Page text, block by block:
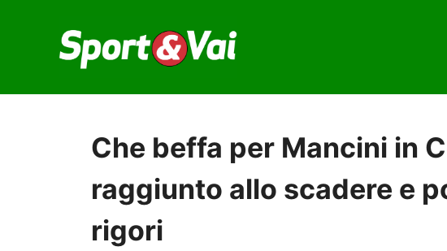
contenuto
Che beffa per Mancini in
raggiunto allo scadere e
rigori